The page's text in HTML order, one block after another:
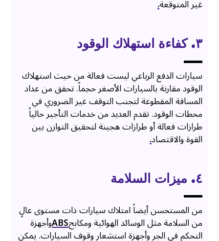
غير المتوقعة.
٣. كفاءة استهلاك الوقود
سيارات الدفع الرباعي ليست فعالة من حيث استهلاك
الوقود مقارنة بالسيارات الأصغر حجماً. تحقق من عداد
المسافة المقطوعة لتجنب التوقف غير الضروري في
محطات الوقود. تقدم العديد من خدمات التأجير حالياً
طرازات فعالة أو طرازات هجينة لتحقيق التوازن بين
القوة والاقتصاد.
٤. ميزات السلامة
من المستحسن أيضاً امتلاك سيارات ذات مستوى عالٍ
من السلامة مثل الوسائد الهوائية ومكابحABSوأجهزة
التحكم في الجر وأجهزة استشعار وقوف السيارات. يمكن